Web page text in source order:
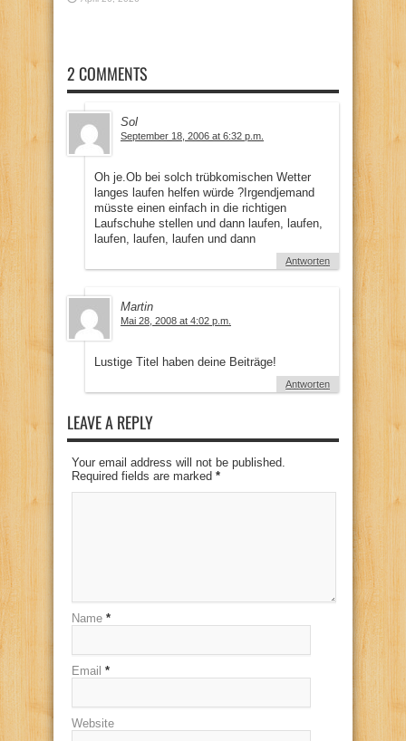
2 COMMENTS
Sol
September 18, 2006 at 6:32 p.m.
Oh je.Ob bei solch trübkomischen Wetter
langes laufen helfen würde ?Irgendjemand
müsste einen einfach in die richtigen
Laufschuhe stellen und dann laufen, laufen,
laufen, laufen, laufen und dann
Antworten
Martin
Mai 28, 2008 at 4:02 p.m.
Lustige Titel haben deine Beiträge!
Antworten
LEAVE A REPLY
Your email address will not be published.
Required fields are marked *
Name *
Email *
Website